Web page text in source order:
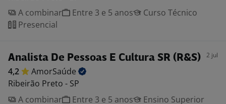
A combinar
Entre 3 e 5 anos
Curso Técnico
Presencial
Analista De Pessoas E Cultura SR (R&S) 2 jul
4,2
AmorSaúde
Ribeirão Preto - SP
A combinar
Entre 3 e 5 anos
Ensino Superior